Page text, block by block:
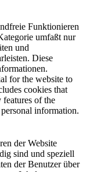
Funktionieren
umfaßt nur
und
Diese
for the website to
cookies that
features of the
information.
der Website
sind und speziell
der Benutzer über